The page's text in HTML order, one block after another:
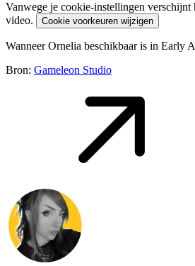
Vanwege je cookie-instellingen verschijnt
video.
Cookie voorkeuren wijzigen
Wanneer Ornelia beschikbaar is in Early
Bron: Gameleon Studio